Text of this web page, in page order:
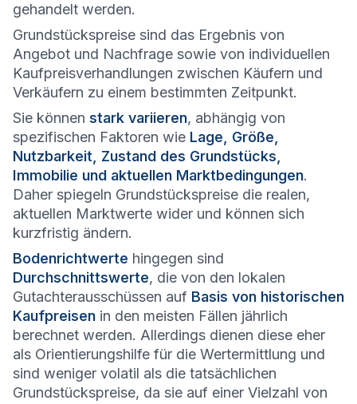
gehandelt werden.
Grundstückspreise sind das Ergebnis von
Angebot und Nachfrage sowie von individuellen
Kaufpreisverhandlungen zwischen Käufern und
Verkäufern zu einem bestimmten Zeitpunkt.
Sie können stark variieren, abhängig von
spezifischen Faktoren wie Lage, Größe,
Nutzbarkeit, Zustand des Grundstücks,
Immobilie und aktuellen Marktbedingungen.
Daher spiegeln Grundstückspreise die realen,
aktuellen Marktwerte wider und können sich
kurzfristig ändern.
Bodenrichtwerte hingegen sind
Durchschnittswerte, die von den lokalen
Gutachterausschüssen auf Basis von historischen
Kaufpreisen in den meisten Fällen jährlich
berechnet werden. Allerdings dienen diese eher
als Orientierungshilfe für die Wertermittlung und
sind weniger volatil als die tatsächlichen
Grundstückspreise, da sie auf einer Vielzahl von